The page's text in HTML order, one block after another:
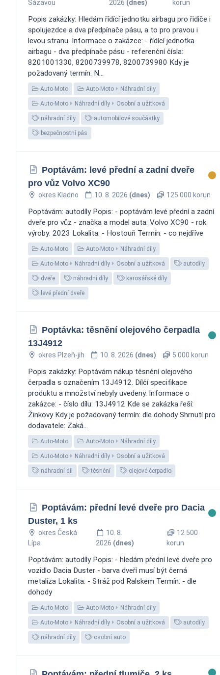
Sázavou
2026 (dnes)
korun
Popis zakázky: Hledám řídící jednotku airbagu pro řidiče i
spolujezdce a dva předpínače pásu, a to pro pravou i
levou stranu. Informace o zakázce: - řídící jednotka
airbagu - dva předpínače pásu - referenční čísla:
8201001330, 8200739978, 8200739980 Kdy je
požadovaný termín: N...
Auto-Moto Auto-Moto Náhradní díly
Auto-Moto Náhradní díly Osobní a užitková
náhradní díly automobilové součástky
bezpečnostní pás
Poptávám: levé přední a zadní dveře
pro vůz Volvo XC90
okres Kladno 10. 8. 2026 (dnes) 125 000 korun
Poptávám: autodíly Popis: - poptávám levé přední a zadní
dveře pro vůz - značka a model auta: Volvo XC90 - rok
výroby: 2023 Lokalita: - Hostouň Termín: - co nejdříve
Auto-Moto Auto-Moto Náhradní díly
Auto-Moto Náhradní díly Osobní a užitková autodíly
dveře náhradní díly karosářské díly
levé přední dveře
Poptávka: těsnění olejového čerpadla
13J4912
okres Plzeň-jih 10. 8. 2026 (dnes) 5 000 korun
Popis zakázky: Poptávám nákup těsnění olejového
čerpadla s označením 13J4912. Dílčí specifikace
produktu a množství nebyly uvedeny. Informace o
zakázce: - číslo dílu: 13J4912 Kde se zakázka řeší:
Žinkovy Kdy je požadovaný termín: dle dohody Shrnutí pro
dodavatele: Zaká...
Auto-Moto Auto-Moto Náhradní díly
Auto-Moto Náhradní díly Osobní a užitková
náhradní díl těsnění olejové čerpadlo
Poptávám: přední levé dveře pro Dacia
Duster, 1 ks
okres Česká
Lípa
10. 8.
2026 (dnes)
12 500
korun
Poptávám: autodíly Popis: - hledám přední levé dveře pro
vozidlo Dacia Duster - barva dveří musí být černá
metalíza Lokalita: - Stráž pod Ralskem Termín: - dle
dohody
Auto-Moto Auto-Moto Náhradní díly
Auto-Moto Náhradní díly Osobní a užitková autodíly
náhradní díly osobní auto